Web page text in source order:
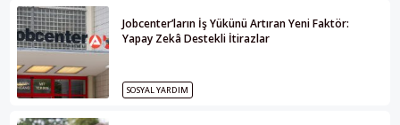
Jobcenter’ların İş Yükünü Artıran Yeni Faktör:
Yapay Zekâ Destekli İtirazlar
SOSYAL YARDIM